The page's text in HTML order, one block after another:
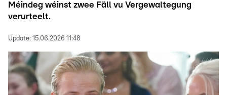
Méindeg wéinst zwee Fäll vu Vergewaltegung
verurteelt.
Update: 15.06.2026 11:48